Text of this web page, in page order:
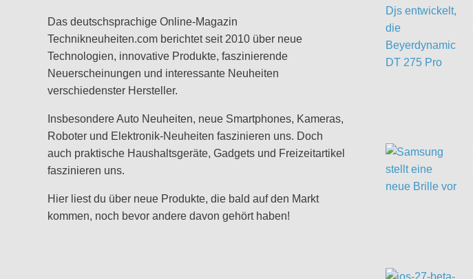
Das deutschsprachige Online-Magazin
Technikneuheiten.com berichtet seit 2010 über neue
Technologien, innovative Produkte, faszinierende
Neuerscheinungen und interessante Neuheiten
verschiedenster Hersteller.
Insbesondere Auto Neuheiten, neue Smartphones, Kameras,
Roboter und Elektronik-Neuheiten faszinieren uns. Doch
auch praktische Haushaltsgeräte, Gadgets und Freizeitartikel
faszinieren uns.
Hier liest du über neue Produkte, die bald auf den Markt
kommen, noch bevor andere davon gehört haben!